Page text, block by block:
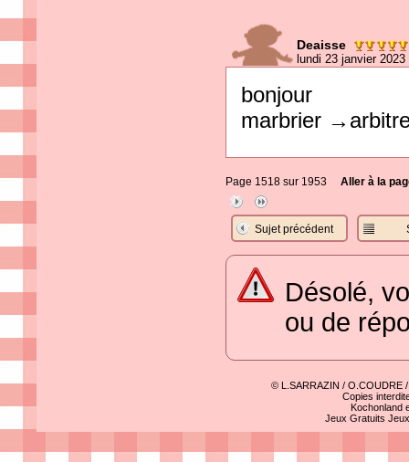
Deaisse
lundi 23 janvier
bonjour
marbrier
Page 1518 sur 1953 Aller à la
Sujet précédent
Désolé,
ou de
© L.SARRAZIN / O.COUDRE
Copies
Kochonland
Jeux Gratuits Jeux